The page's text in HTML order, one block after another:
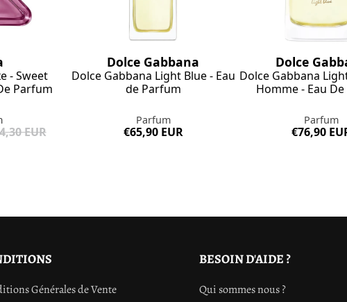
- Sweet
Parfum
EUR
Dolce Gabbana
Dolce Gabbana Light Blue - Eau
de Parfum
Parfum
€65,90 EUR
Dolce
Dolce Gabbana
Homme - Eau
Parfum
€76,90
Générales de Vente
BESOIN D'AIDE ?
Qui sommes nous ?